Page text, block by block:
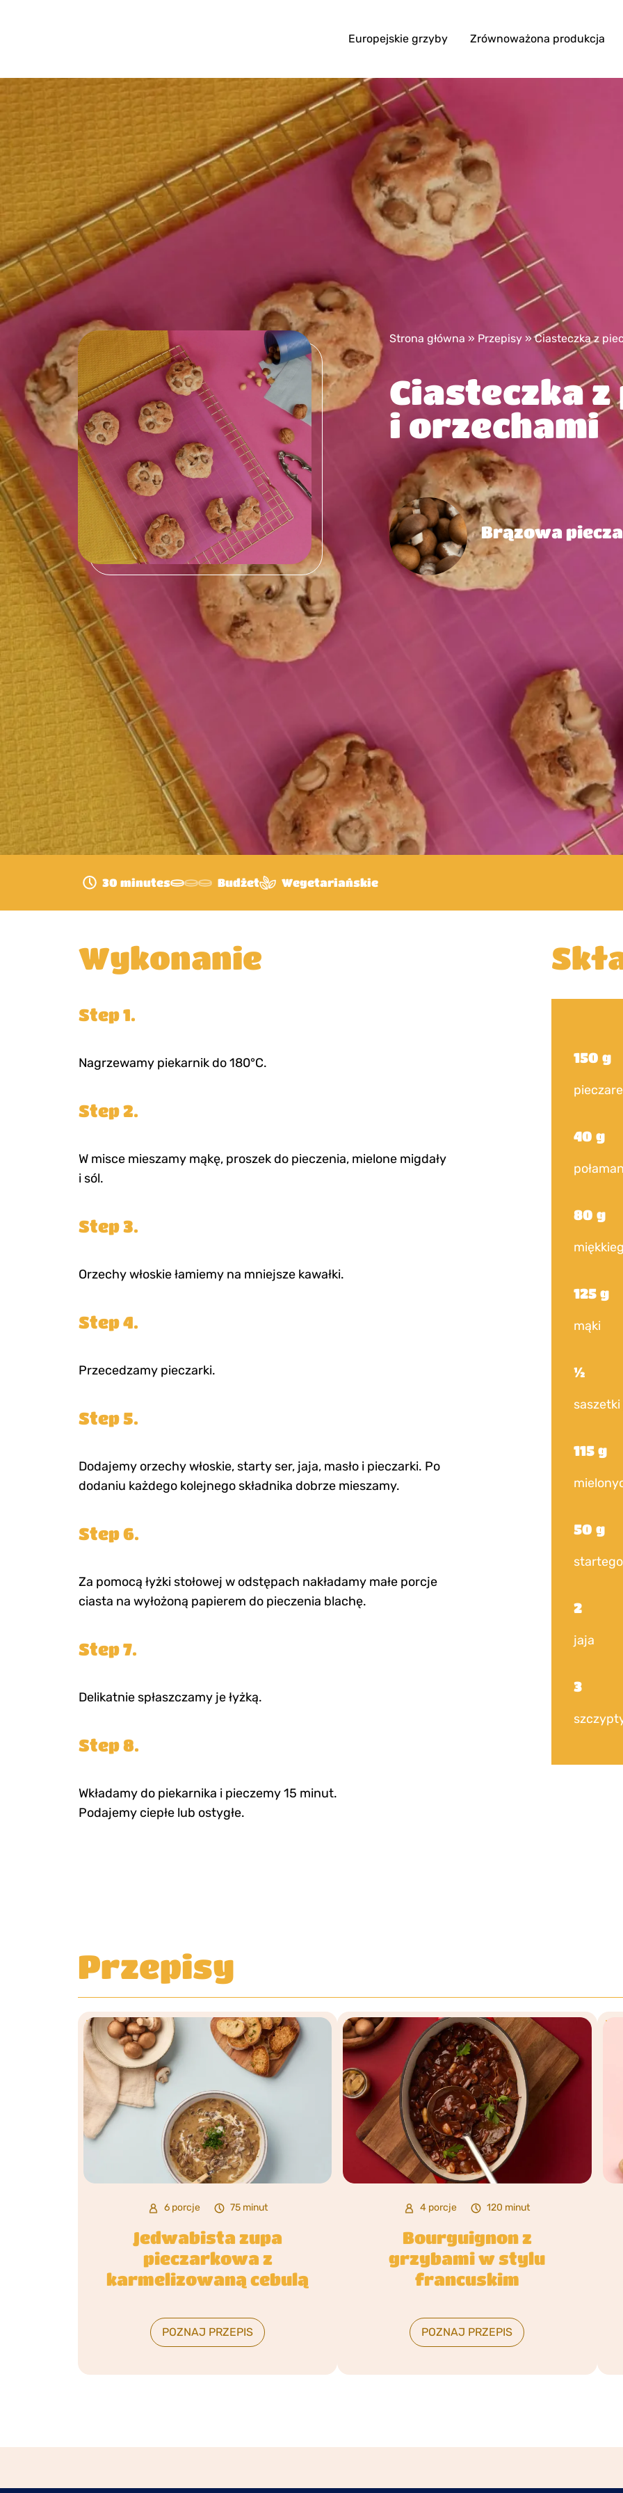
Europejskie grzyby Zrównoważona produkcja
Strona główna » Przepisy »Ciasteczka z
Ciasteczka
i orzechami
Brązowa
30 minutes Budżet Wegetariańskie
Wykonanie
Step 1.
Nagrzewamy piekarnik do 180°C.
Step 2.
W misce mieszamy mąkę, proszek do pieczenia, mielone migdały
i sól.
Step 3.
Orzechy włoskie łamiemy na mniejsze kawałki.
Step 4.
Przecedzamy pieczarki.
Step 5.
Dodajemy orzechy włoskie, starty ser, jaja, masło i pieczarki. Po
dodaniu każdego kolejnego składnika dobrze mieszamy.
Step 6.
Za pomocą łyżki stołowej w odstępach nakładamy małe porcje
ciasta na wyłożoną papierem do pieczenia blachę.
Step 7.
Delikatnie spłaszczamy je łyżką.
Step 8.
Wkładamy do piekarnika i pieczemy 15 minut.
Podajemy ciepłe lub ostygłe.
150 g
40 g
80 g
125 g
mąki
½
115 g
50 g
2
jaja
3
Przepisy
6 porcje 75 minut
Jedwabista zupa
pieczarkowa z
karmelizowaną cebulą
POZNAJ PRZEPIS
4 porcje 120 minut
Bourguignon z
grzybami w stylu
francuskim
POZNAJ PRZEPIS